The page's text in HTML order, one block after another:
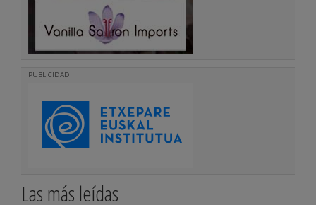
PUBLICIDAD
Las más leídas